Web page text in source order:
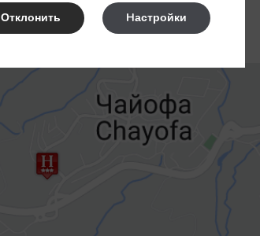
Hастройки
Отклонить